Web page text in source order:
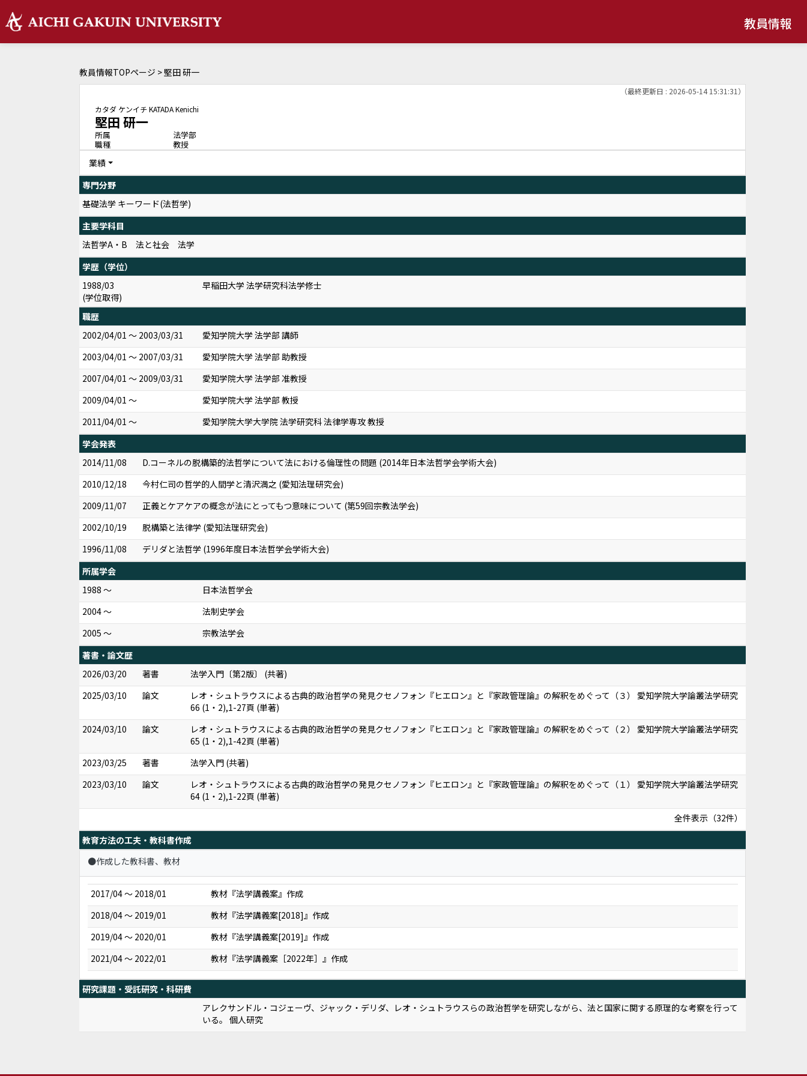
教員情報
教員情報TOPページ > 堅田 研一
（最終更新日 : 2026-05-14 15:31:31）
カタダ ケンイチKATADA Kenichi
堅田 研一
所属
法学部
職種
教授
業績
専門分野
基礎法学 キーワード(法哲学)
主要学科目
法哲学A・B 法と社会 法学
学歴（学位）
1988/03
(学位取得)
早稲田大学 法学研究科法学修士
職歴
2002/04/01 ～ 2003/03/31
愛知学院大学 法学部 講師
2003/04/01 ～ 2007/03/31
愛知学院大学 法学部 助教授
2007/04/01 ～ 2009/03/31
愛知学院大学 法学部 准教授
2009/04/01 ～
愛知学院大学 法学部 教授
2011/04/01 ～
愛知学院大学大学院 法学研究科 法律学専攻 教授
学会発表
2014/11/08
D.コーネルの脱構築的法哲学について――法における倫理性の問題 (2014年日本法哲学会学術大会)
2010/12/18
今村仁司の哲学的人間学と清沢満之 (愛知法理研究会)
2009/11/07
正義とケア――ケアの概念が法にとってもつ意味について (第59回宗教法学会)
2002/10/19
脱構築と法律学 (愛知法理研究会)
1996/11/08
デリダと法哲学 (1996年度日本法哲学会学術大会)
所属学会
1988 ～
日本法哲学会
2004 ～
法制史学会
2005 ～
宗教法学会
著書・論文歴
2026/03/20
著書
法学入門〔第2版〕 (共著)
2025/03/10
論文
レオ・シュトラウスによる古典的政治哲学の発見――クセノフォン『ヒエロン』と『家政管理論』の解釈をめぐって（３） 愛知学院大学論叢法学研究
66 (1・2),1-27頁 (単著)
2024/03/10
論文
レオ・シュトラウスによる古典的政治哲学の発見――クセノフォン『ヒエロン』と『家政管理論』の解釈をめぐって（２） 愛知学院大学論叢法学研究
65 (1・2),1-42頁 (単著)
2023/03/25
著書
法学入門 (共著)
2023/03/10
論文
レオ・シュトラウスによる古典的政治哲学の発見――クセノフォン『ヒエロン』と『家政管理論』の解釈をめぐって（１） 愛知学院大学論叢法学研究
64 (1・2),1-22頁 (単著)
全件表示（32件）
教育方法の工夫・教科書作成
●作成した教科書、教材
2017/04 ～ 2018/01
教材『法学講義案』作成
2018/04 ～ 2019/01
教材『法学講義案[2018]』作成
2019/04 ～ 2020/01
教材『法学講義案[2019]』作成
2021/04 ～ 2022/01
教材『法学講義案［2022年］』作成
研究課題・受託研究・科研費
アレクサンドル・コジェーヴ、ジャック・デリダ、レオ・シュトラウスらの政治哲学を研究しながら、法と国家に関する原理的な考察を行って
いる。 個人研究